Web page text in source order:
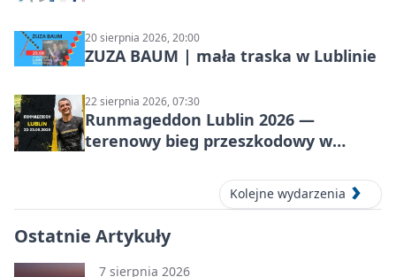
20 sierpnia 2026, 20:00
ZUZA BAUM | mała traska w Lublinie
22 sierpnia 2026, 07:30
Runmageddon Lublin 2026 —
terenowy bieg przeszkodowy w
Kolejne wydarzenia
Ostatnie Artykuły
7 sierpnia 2026